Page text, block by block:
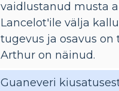
vaidlustanud musta
Lancelot'ile välja
tugevus ja osavus
Arthur on näinud.
Guaneveri